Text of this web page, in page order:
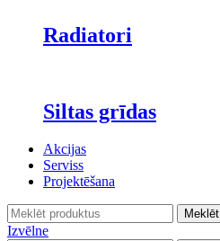
Radiatori
Siltas grīdas
Akcijas
Serviss
Projektēšana
Meklēt
Izvēlne